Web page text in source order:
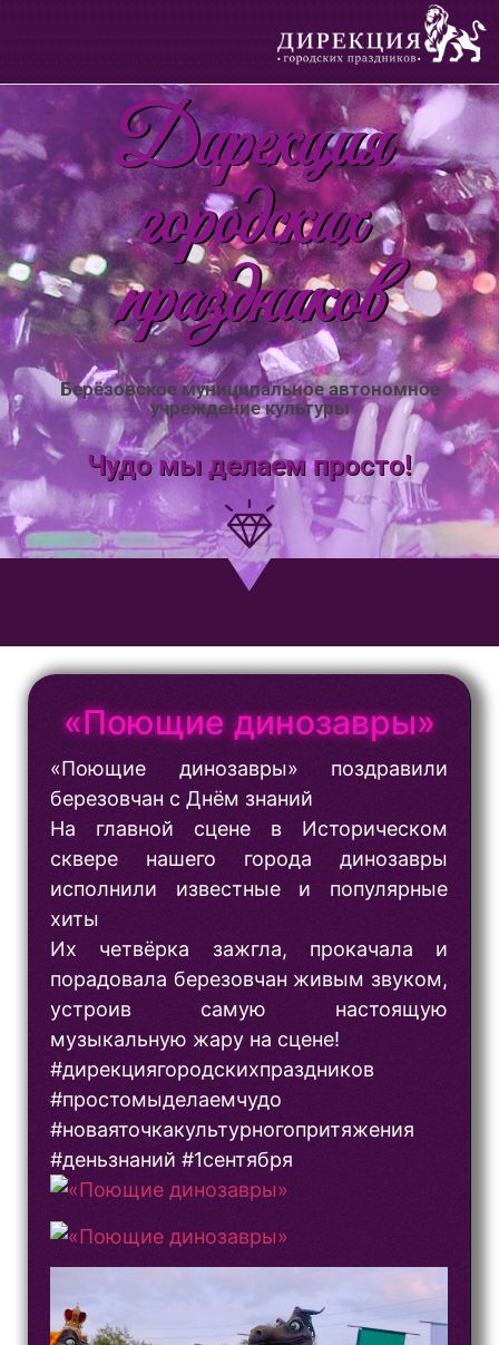
Дирекция
городских
праздников
Берёзовское муниципальное автономное
учреждение культуры
Чудо мы делаем просто!
«Поющие динозавры»
«Поющие динозавры» поздравили
березовчан с Днём знаний
На главной сцене в Историческом
сквере нашего города динозавры
исполнили известные и популярные
хиты
Их четвёрка зажгла, прокачала и
порадовала березовчан живым звуком,
устроив самую настоящую
музыкальную жару на сцене!
#дирекциягородскихпраздников
#простомыделаемчудо
#новаяточкакультурногопритяжения
#деньзнаний #1сентября